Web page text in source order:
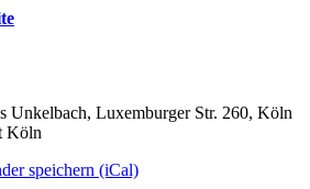
Unkelbach, Luxemburger Str. 260, Köln
Köln
speichern (iCal)